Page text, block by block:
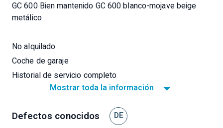
GC 600 Bien mantenido GC 600 blanco-mojave beige
metálico
No alquilado
Coche de garaje
Historial de servicio completo
VW servicio especial paso y sellado 3 ª luz de freno
Luz LED
Mostrar toda la información
Defectos conocidos DE